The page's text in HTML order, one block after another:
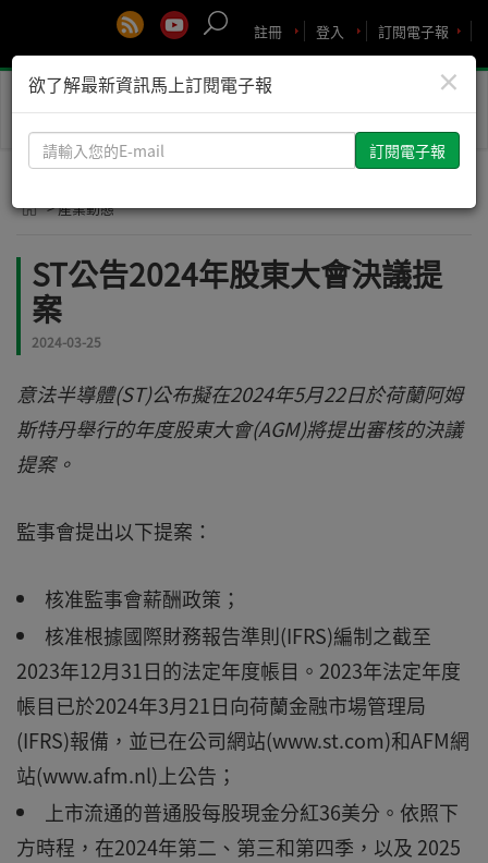
訂閱電子報
登入
註冊
Toggle
> 產業動態
ST公告2024年股東大會決議提
案
2024-03-25
意法半導體(ST)公布擬在2024年5月22日於荷蘭阿姆
斯特丹舉行的年度股東大會(AGM)將提出審核的決議
提案。
監事會提出以下提案：
核准監事會薪酬政策；
核准根據國際財務報告準則(IFRS)編制之截至
2023年12月31日的法定年度帳目。2023年法定年度
帳目已於2024年3月21日向荷蘭金融市場管理局
(IFRS)報備，並已在公司網站(www.st.com)和AFM網
站(www.afm.nl)上公告；
上市流通的普通股每股現金分紅36美分。依照下
方時程，在2024年第二、第三和第四季，以及 2025
×
欲了解最新資訊馬上訂閱電子報
請
輸
您
E-
mail